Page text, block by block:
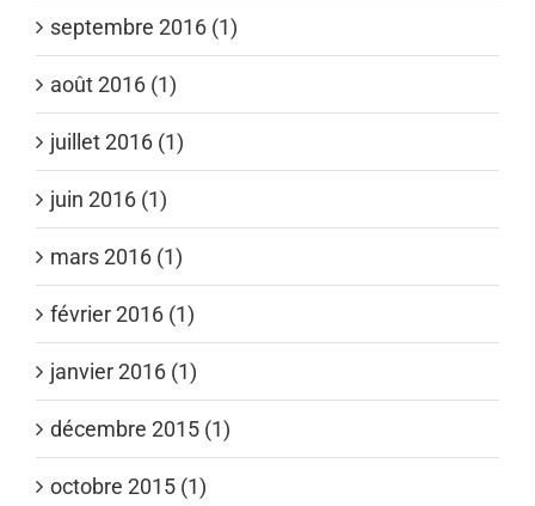
septembre 2016 (1)
août 2016 (1)
juillet 2016 (1)
juin 2016 (1)
mars 2016 (1)
février 2016 (1)
janvier 2016 (1)
décembre 2015 (1)
octobre 2015 (1)